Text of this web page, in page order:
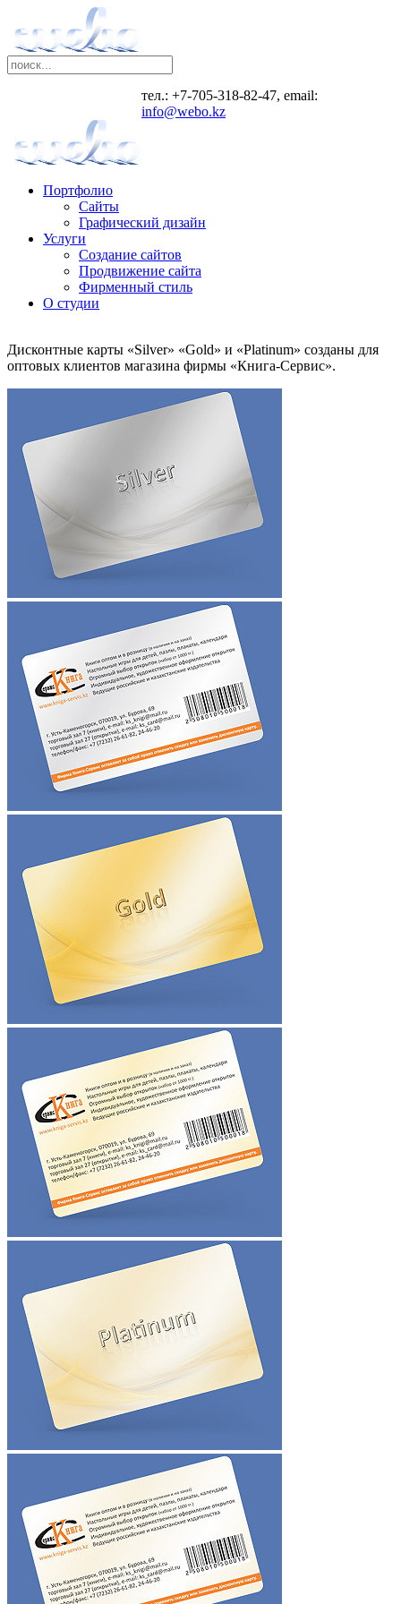
тел.: +7-705-318-82-47, email:
info@webo.kz
Портфолио
Сайты
Графический дизайн
Услуги
Создание сайтов
Продвижение сайта
Фирменный стиль
О студии
Дисконтные карты «Silver» «Gold» и «Platinum» созданы для
оптовых клиентов магазина фирмы «Книга-Сервис».